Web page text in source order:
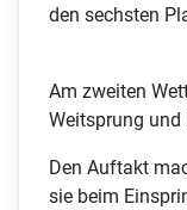
den sechsten
Am zweiten
Weitsprung
Den Auftakt
sie beim